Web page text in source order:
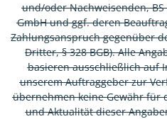
und/oder Nachweisenden,
GmbH und ggf. deren
Zahlungsanspruch gegenüber
Dritter, § 328 BGB). Alle
basieren ausschließlich auf
unserem Auftraggeber zur
übernehmen keine Gewähr für
und Aktualität dieser